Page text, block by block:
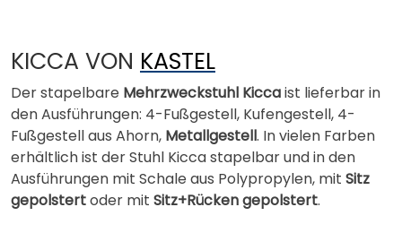
KICCA VON KASTEL
Der stapelbare Mehrzweckstuhl Kiccaist lieferbar in
den Ausführungen: 4-Fußgestell, Kufengestell, 4-
Fußgestell aus Ahorn, Metallgestell. In vielen Farben
erhältlich ist der Stuhl Kicca stapelbar und in den
Ausführungen mit Schale aus Polypropylen, mit Sitz
gepolstertoder mit Sitz+Rücken gepolstert.